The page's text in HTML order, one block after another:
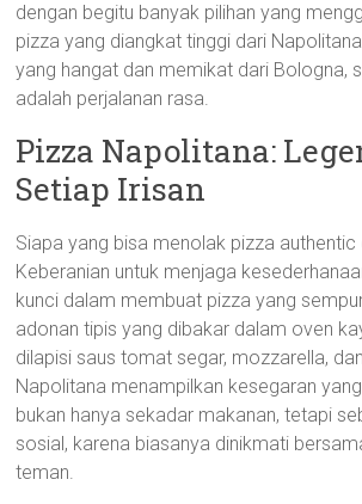
dengan begitu banyak pilihan yang
pizza yang diangkat tinggi dari
yang hangat dan memikat dari Bologna,
adalah perjalanan rasa.
Pizza Napolitana:
Setiap Irisan
Siapa yang bisa menolak pizza authentic
Keberanian untuk menjaga
kunci dalam membuat pizza yang
adonan tipis yang dibakar dalam oven
dilapisi saus tomat segar, mozzarella,
Napolitana menampilkan kesegaran
bukan hanya sekadar makanan, tetapi
sosial, karena biasanya dinikmati
teman.